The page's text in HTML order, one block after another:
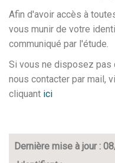
Afin d'avoir accès à
vous munir de votre
communiqué par l'étude.
Si vous ne disposez pas
nous contacter par mail,
cliquant ici
Dernière mise à jour :